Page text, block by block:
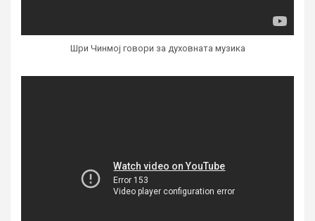
Шри Чинмој говори за духовната музика